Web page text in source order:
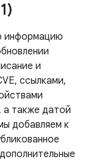
информацию
и
ссылками,
а также датой
добавляем к